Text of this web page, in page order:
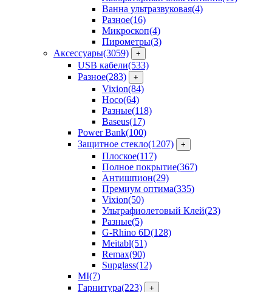
Ванна ультразвуковая(4)
Разное(16)
Микроскоп(4)
Пирометры(3)
Аксессуары(3059) +
USB кабели(533)
Разное(283) +
Vixion(84)
Hoco(64)
Разные(118)
Baseus(17)
Power Bank(100)
Защитное стекло(1207) +
Плоское(117)
Полное покрытие(367)
Антишпион(29)
Премиум оптима(335)
Vixion(50)
Ультрафиолетовый Клей(23)
Разные(5)
G-Rhino 6D(128)
Meitabl(51)
Remax(90)
Supglass(12)
MI(7)
Гарнитура(223) +